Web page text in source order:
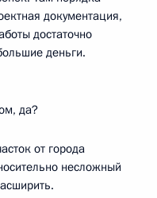
документация,
достаточно
деньги.
да?
от города
несложный